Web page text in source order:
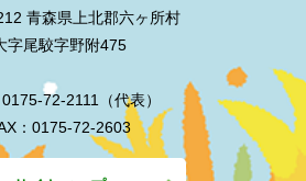
青森県上北郡六ヶ所村
字尾駮字野附475
72-2111（代表）
：0175-72-2603